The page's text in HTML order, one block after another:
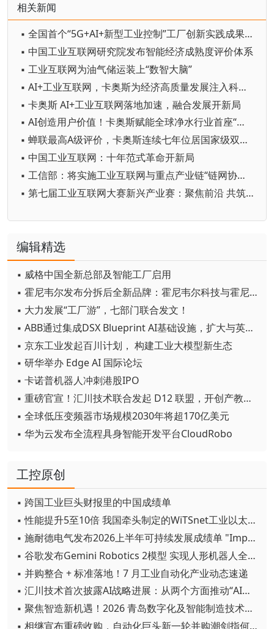
相关新闻
▪ 全国首个“5G+AI+新型工业控制”工厂创新实践成果发布
▪ 中国工业互联网研究院发布智能经济成熟度评价体系
▪ 工业互联网为油气储运装上“数智大脑”
▪ AI+工业互联网，卡奥斯为经济高质量发展注入科技动能
▪ 卡奥斯 AI+工业互联网落地加速，融合发展开新局
▪ AI创造用户价值！卡奥斯赋能全球净水行业首座“灯塔”
▪ 蝉联最高A级评价，卡奥斯连续七年位居国家级双跨平台首位
▪ 中国工业互联网：十年范式革命开新局
▪ 工信部：将实施工业互联网与重点产业链“链网协同”行动
▪ 第七届工业互联网大赛新兴产业赛：聚焦前沿 共筑未来创新生态
编辑精选
▪ 威格中国全新总部及智能工厂启用
▪ 霍尼韦尔发布分拆后全新品牌：霍尼韦尔科技与霍尼韦尔航空航天
▪ 大力发展“工厂游”，七部门联合发文！
▪ ABB通过集成DSX Blueprint AI基础设施，扩大与英伟达的合作
▪ 京东工业发起百川计划， 构建工业大模型新生态
▪ 研华举办 Edge AI 国际论坛
▪ 卡诺普机器人冲刺港股IPO
▪ 重磅官宣！汇川技术联合发起 D12 联盟，开创产教融合新范式
▪ 全球低压变频器市场规模2030年将超170亿美元
▪ 华为云发布全流程具身智能开发平台CloudRobo
工控原创
▪ 跨国工业巨头财报里的中国成绩单
▪ 性能提升5至10倍 我国牵头制定的WiTSnet工业以太网国际标准正式发布
▪ 施耐德电气发布2026上半年可持续发展成绩单 "Impact 2030"路线图开局稳健
▪ 谷歌发布Gemini Robotics 2模型 实现人形机器人全身智能控制突破
▪ 并购整合 + 标准落地！7 月工业自动化产业动态速递
▪ 汇川技术首次披露AI战略进展：从两个方面推动“AI业务化”落地
▪ 聚焦智造新机遇！2026 青岛数字化及智能制造技术论坛圆满落幕
▪ 相继宣布重磅收购，自动化巨头新一轮并购潮剑指何方？